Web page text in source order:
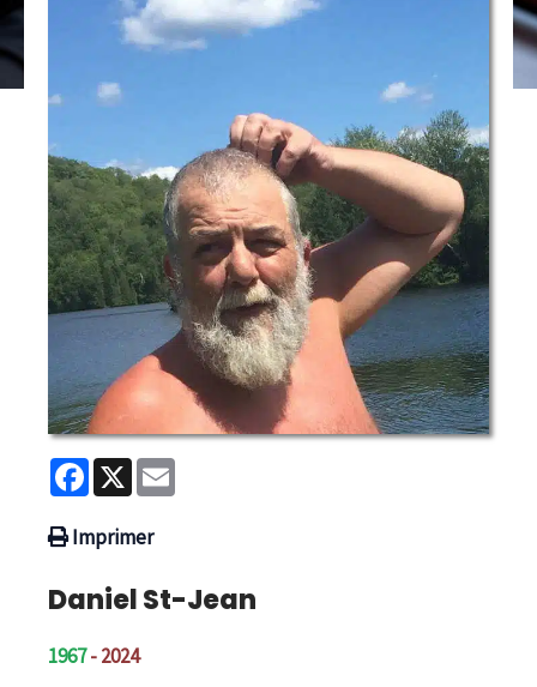
Facebook
X
Imprimer
Daniel St-Jean
1967- 2024